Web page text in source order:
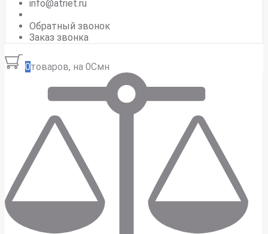
info@atriet.ru
Обратный звонок
Заказ звонка
0товаров, на 0Смн